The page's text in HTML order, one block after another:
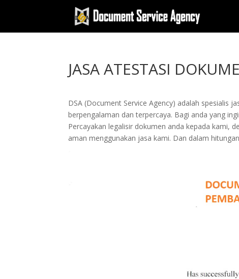
JASA ATESTASI
DSA (Document Service Agency) adalah spesialis
berpengalaman dan terpercaya. Bagi anda yang
Percayakan legalisir dokumen anda kepada kami,
aman menggunakan jasa kami. Dan dalam